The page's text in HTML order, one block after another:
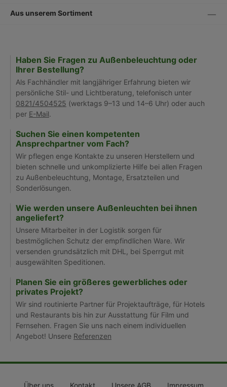
Aus unserem Sortiment
Haben Sie Fragen zu Außenbeleuchtung oder
Ihrer Bestellung?
Als Fachhändler mit langjähriger Erfahrung bieten wir
persönliche Stil- und Lichtberatung, telefonisch unter
0821/4504525 (werktags 9–13 und 14–6 Uhr) oder auch
per E-Mail.
Suchen Sie einen kompetenten
Ansprechpartner vom Fach?
Wir pflegen enge Kontakte zu unseren Herstellern und
bieten schnelle und unkomplizierte Hilfe bei allen Fragen
zu Außenbeleuchtung, Montage, Ersatzteilen und
Sonderlösungen.
Wie werden unsere Außenleuchten bei ihnen
angeliefert?
Unsere Mitarbeiter in der Logistik sorgen für
bestmöglichen Schutz der empfindlichen Ware. Wir
versenden grundsätzlich mit DHL, bei Sperrgut mit
ausgewählten Speditionen.
Planen Sie ein größeres gewerbliches oder
privates Projekt?
Wir sind routinierte Partner für Projektaufträge, für Hotels
und Restaurants bis hin zur Ausstattung für Film und
Fernsehen. Fragen Sie uns nach einem individuellen
Angebot! Unsere Referenzen